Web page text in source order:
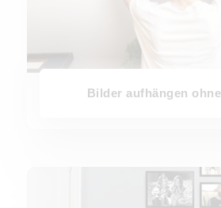
Bilder aufhängen